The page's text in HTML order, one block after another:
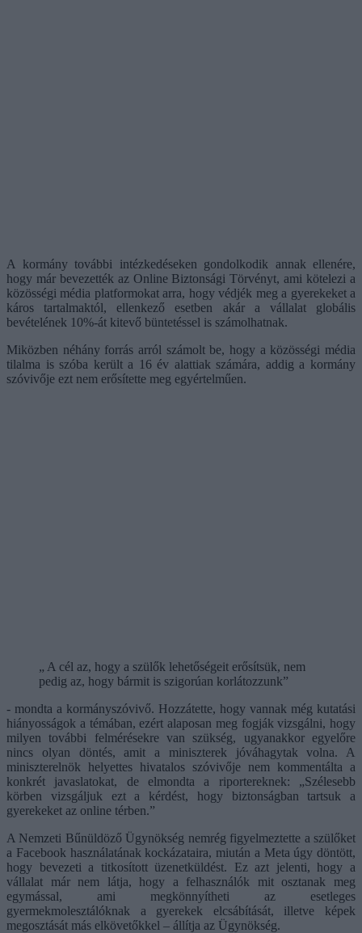
A kormány további intézkedéseken gondolkodik annak ellenére,
hogy már bevezették az Online Biztonsági Törvényt, ami kötelezi a
közösségi média platformokat arra, hogy védjék meg a gyerekeket a
káros tartalmaktól, ellenkező esetben akár a vállalat globális
bevételének 10%-át kitevő büntetéssel is számolhatnak.
Miközben néhány forrás arról számolt be, hogy a közösségi média
tilalma is szóba került a 16 év alattiak számára, addig a kormány
szóvivője ezt nem erősítette meg egyértelműen.
„ A cél az, hogy a szülők lehetőségeit erősítsük, nem
pedig az, hogy bármit is szigorúan korlátozzunk”
- mondta a kormányszóvivő. Hozzátette, hogy vannak még kutatási
hiányosságok a témában, ezért alaposan meg fogják vizsgálni, hogy
milyen további felmérésekre van szükség, ugyanakkor egyelőre
nincs olyan döntés, amit a miniszterek jóváhagytak volna. A
miniszterelnök helyettes hivatalos szóvivője nem kommentálta a
konkrét javaslatokat, de elmondta a riportereknek: „Szélesebb
körben vizsgáljuk ezt a kérdést, hogy biztonságban tartsuk a
gyerekeket az online térben.”
A Nemzeti Bűnüldöző Ügynökség nemrég figyelmeztette a szülőket
a Facebook használatának kockázataira, miután a Meta úgy döntött,
hogy bevezeti a titkosított üzenetküldést. Ez azt jelenti, hogy a
vállalat már nem látja, hogy a felhasználók mit osztanak meg
egymással, ami megkönnyítheti az esetleges
gyermekmolesztálóknak a gyerekek elcsábítását, illetve képek
megosztását más elkövetőkkel – állítja az Ügynökség.